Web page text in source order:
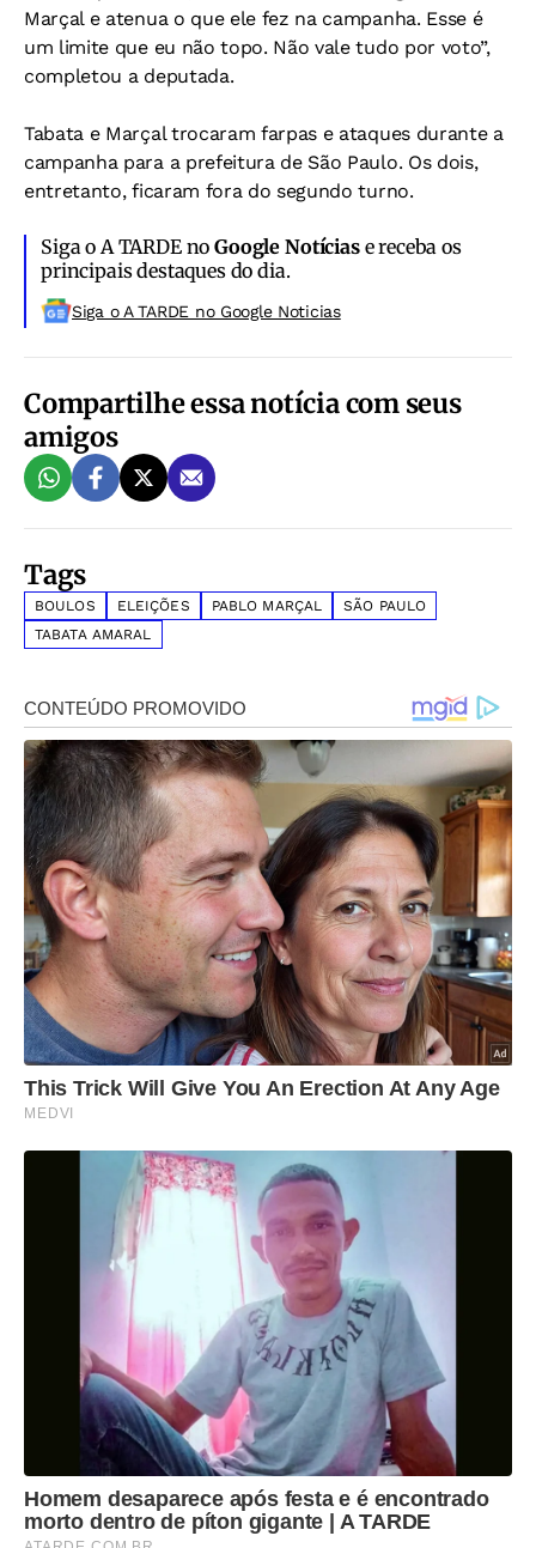
Marçal e atenua o que ele fez na campanha. Esse é
um limite que eu não topo. Não vale tudo por voto”,
completou a deputada.
Tabata e Marçal trocaram farpas e ataques durante a
campanha para a prefeitura de São Paulo. Os dois,
entretanto, ficaram fora do segundo turno.
Siga o A TARDE noGoogle Notíciase receba os
principais destaques do dia.
Siga o A TARDE no Google Noticias
Compartilhe essa notícia com seus
amigos
Tags
BOULOS ELEIÇÕES PABLO MARÇAL
SÃO PAULO
TABATA AMARAL